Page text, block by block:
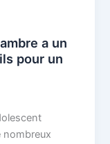
a un
pour un
nombreux